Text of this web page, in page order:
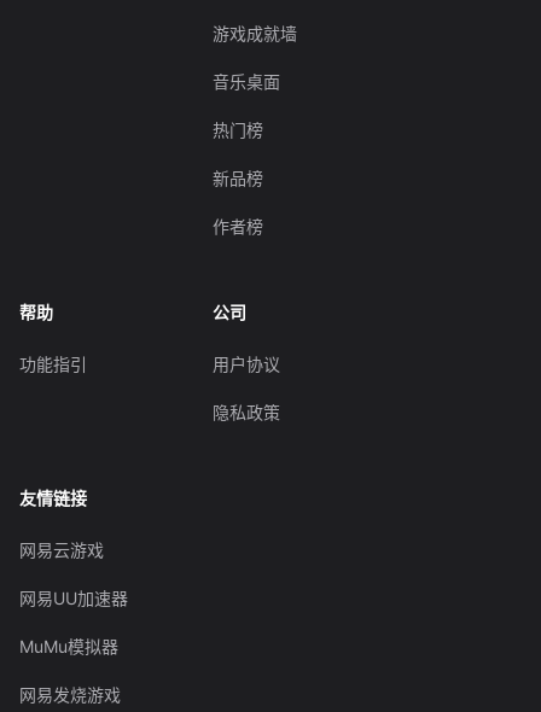
游戏成就墙
音乐桌面
热门榜
新品榜
作者榜
帮助
功能指引
公司
用户协议
隐私政策
友情链接
网易云游戏
网易UU加速器
MuMu模拟器
网易发烧游戏